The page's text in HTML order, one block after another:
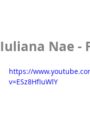
Iuliana Nae -
https://
v=ESz8HfIuWlY